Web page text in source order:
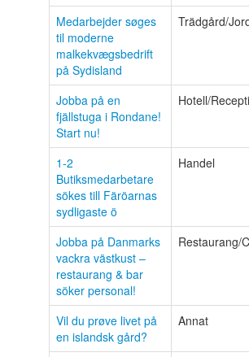
Medarbejder søges
til moderne
malkekvægsbedrift
på Sydisland
Trädgård/
Jobba på en
fjällstuga i Rondane!
Start nu!
Hotell/
1-2
Butiksmedarbetare
sökes till Färöarnas
sydligaste ö
Handel
Jobba på Danmarks
vackra västkust –
restaurang & bar
söker personal!
Restaurang/
Vil du prøve livet på
en islandsk gård?
Annat